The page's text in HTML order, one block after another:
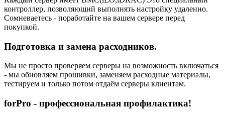
контроллер, позволяющий выполнять настройку удаленно.
Сомневаетесь - поработайте на вашем сервере перед
покупкой.
Подготовка и замена расходников.
Мы не просто проверяем серверы на возможность включаться
- мы обновляем прошивки, заменяем расходные материалы,
тестируем и только потом отдаём серверы клиентам.
forPro - профессиональная профилактика!